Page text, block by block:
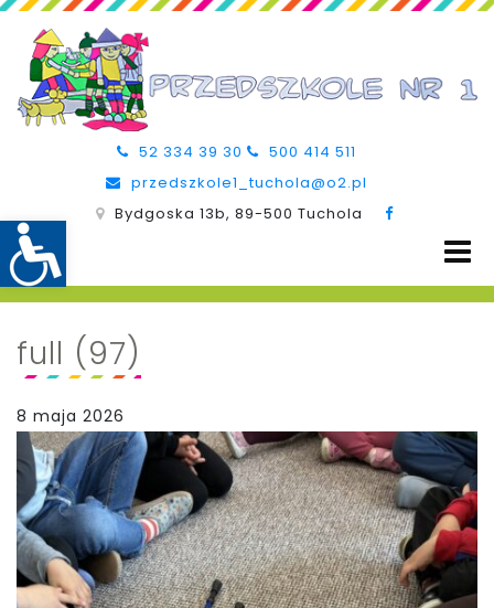
52 334 39 30
500 414 511
przedszkole1_tuchola@o2.pl
Bydgoska 13b, 89-500 Tuchola
full (97)
8 maja 2026